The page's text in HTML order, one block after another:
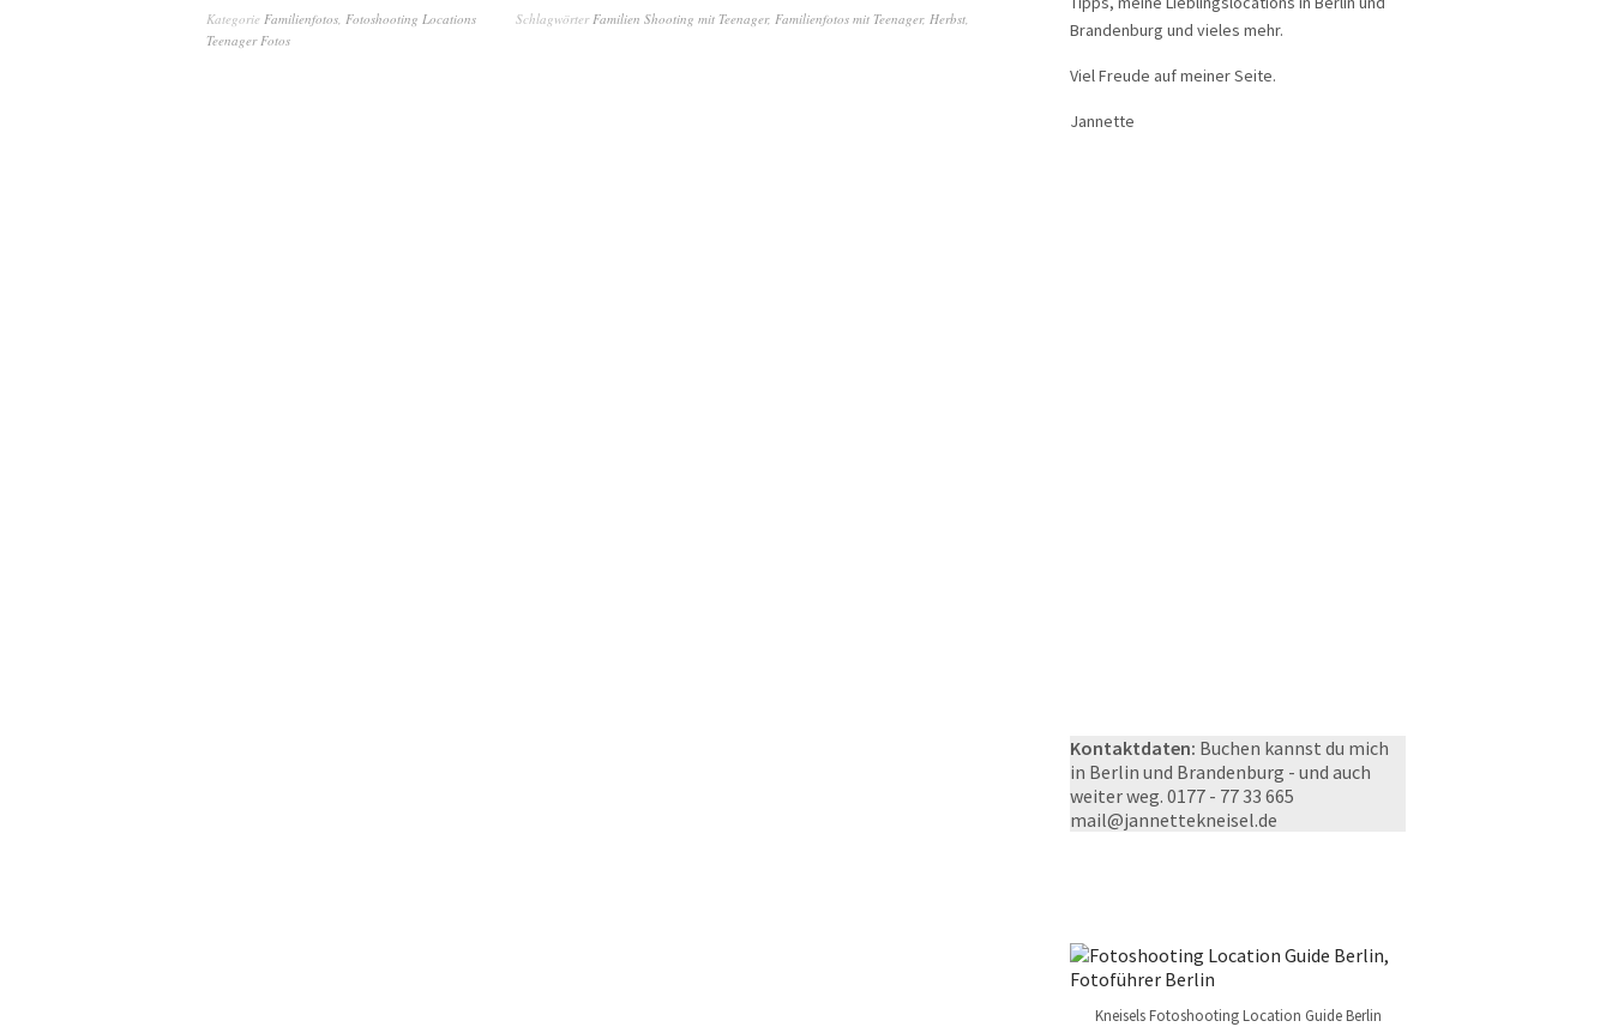
Kategorie Familienfotos, Fotoshooting Locations SchlagwörterFamilien Shooting mit Teenager, Familienfotos mit Teenager, Herbst,
Teenager Fotos
Brandenburg und vieles mehr.
Viel Freude auf meiner Seite.
Jannette
Kontaktdaten: Buchen kannst du mich
in Berlin und Brandenburg - und auch
weiter weg. 0177 - 77 33 665
mail@jannettekneisel.de
Kneisels Fotoshooting Location Guide Berlin